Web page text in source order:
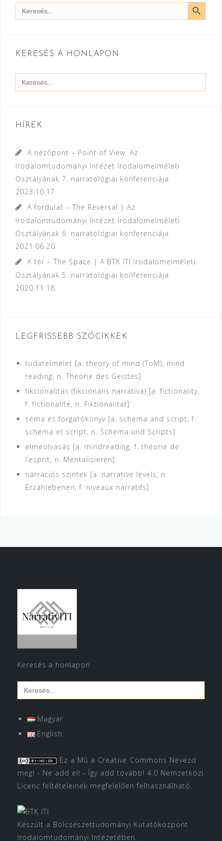
Search
for:
KERESÉS A HONLAPON
Search
for:
HÍREK
A nézőpont – Point of View. Az
Irodalomtudományi Intézet Irodalomelméleti
Osztályának 7. narratológiai konferenciája
2023.10.17.
A fordulat – The Reversal | Az
Irodalomtudományi Intézet Irodalomelméleti
Osztályának 6. narratológiai konferenciája
2021.06.20.
A tér – The Space | A BTK ITI Irodalomelméleti
Osztályának 5. narratológiai konferenciája
2020.11.18.
LEGFRISSEBB SZÓCIKKEK
tudatelmélet [a. theory of mind (ToM), mind
reading; n. Theorie des Geistes]
fikcionalitás (fikcionális narratíva) [a. fictionality,
f. fictionalité, n. Fiktionalität]
séma és forgatókönyv [a. schema and script, f.
schéma et script, n. Schema und Scripts]
elmeolvasás [a. mindreading, f. théorie de
l’esprit, n. Mentalisieren]
narrációs szintek [a. narrative levels, n.
Erzählebenen, f. niveaux narratifs]
Keresés a honlapon
Search
for:
Magyar
English
Ez a Mű a Creative Commons Nevezd
meg! - Ne add el! - Így add tovább! 4.0 Nemzetközi
Licenc feltételeinek megfelelően felhasználható.
Készült a Bölcsészettudományi Kutatóközpont
Irodalomtudományi Intézetében.